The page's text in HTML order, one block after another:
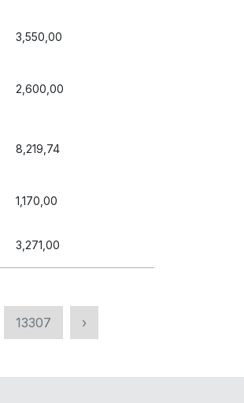
3,550,00
2,600,00
8,219,74
1,170,00
3,271,00
13307 ›